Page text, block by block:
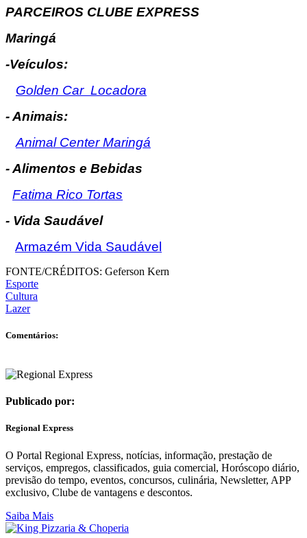
PARCEIROS CLUBE EXPRESS
Maringá
-Veículos:
Golden Car Locadora
- Animais:
Animal Center Maringá
- Alimentos e Bebidas
Fatima Rico Tortas
- Vida Saudável
Armazém Vida Saudável
FONTE/CRÉDITOS: Geferson Kern
Esporte
Cultura
Lazer
Comentários:
Publicado por:
Regional Express
O Portal Regional Express, notícias, informação, prestação de
serviços, empregos, classificados, guia comercial, Horóscopo diário,
previsão do tempo, eventos, concursos, culinária, Newsletter, APP
exclusivo, Clube de vantagens e descontos.
Saiba Mais